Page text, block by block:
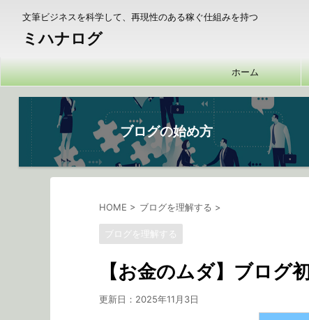
文筆ビジネスを科学して、再現性のある稼ぐ仕組みを持つ
ミハナログ
ホーム
ブログの始め方
HOME > ブログを理解する >
ブログを理解する
【お金のムダ】ブログ
更新日： 2025年11月3日